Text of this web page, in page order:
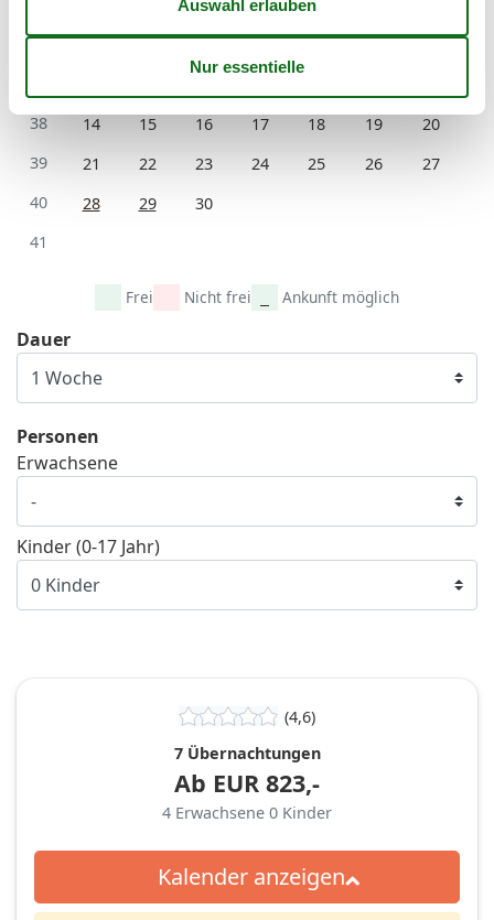
36
1 2 3 4 5
6
38
14 15 16 17 18 19
20
39
21 22 23 24 25 26
27
40
28 29
30
41
Frei Nicht frei Ankunft möglich
Dauer
Personen
Erwachsene
Kinder (0-17 Jahr)
(4,6)
7 Übernachtungen
Ab EUR 823,-
4 Erwachsene 0 Kinder
Kalender anzeigen